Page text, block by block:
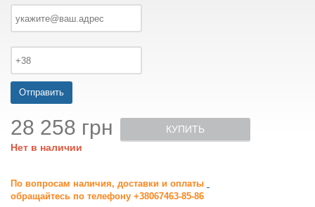
Отправить
28 258 грн
Нет в наличии
КУПИТЬ
По вопросам наличия, доставки и оплаты
обращайтесь по телефону +38067463-85-86